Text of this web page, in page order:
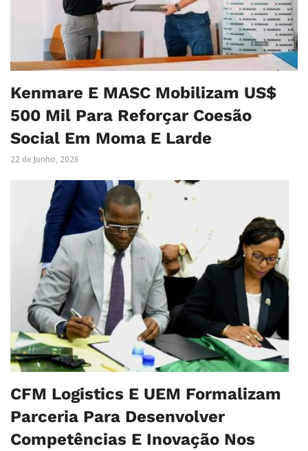
Kenmare E MASC Mobilizam US$
500 Mil Para Reforçar Coesão
Social Em Moma E Larde
22 de Junho, 2026
CFM Logistics E UEM Formalizam
Parceria Para Desenvolver
Competências E Inovação Nos